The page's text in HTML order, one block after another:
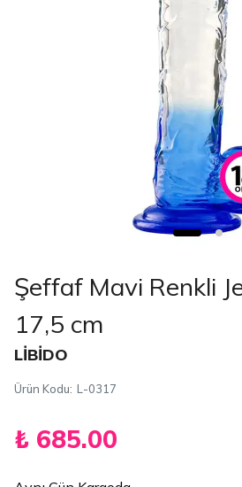
Şeffaf Mavi Renkli
17,5 cm
LİBİDO
Ürün Kodu: L-0317
₺ 685.00